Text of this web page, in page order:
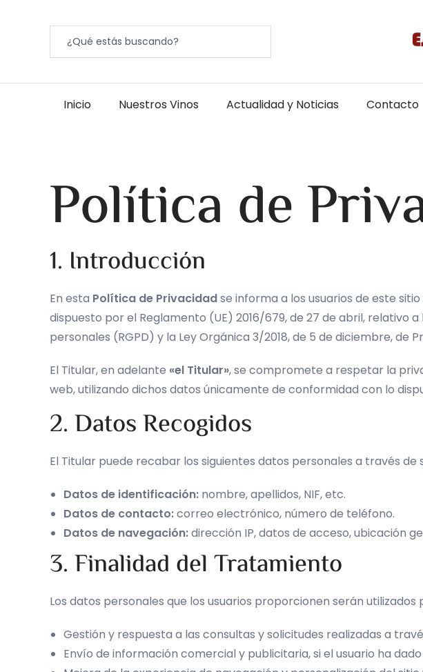
Inicio Nuestros Vinos Actualidad y Noticias Contacto
Política de
1. Introducción
En esta Política de Privacidadse informa a los usuarios de este
dispuesto por el Reglamento (UE) 2016/679, de 27 de abril,
personales (RGPD) y la Ley Orgánica 3/2018, de 5 de diciembre,
El Titular, en adelante «el Titular», se compromete a respetar la
web, utilizando dichos datos únicamente de conformidad con lo
2. Datos Recogidos
El Titular puede recabar los siguientes datos personales a través de
Datos de identificación: nombre, apellidos, NIF, etc.
Datos de contacto:correo electrónico, número de teléfono.
Datos de navegación:dirección IP, datos de acceso, ubicación
3. Finalidad del Tratamiento
Los datos personales que los usuarios proporcionen serán utilizados
Gestión y respuesta a las consultas y solicitudes realizadas a
Envío de información comercial y publicitaria, si el usuario ha